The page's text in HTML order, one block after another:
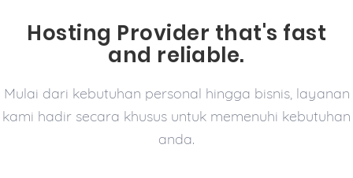
Hosting Provider that's fast
and reliable.
Mulai dari kebutuhan personal hingga bisnis, layanan
kami hadir secara khusus untuk memenuhi kebutuhan
anda.